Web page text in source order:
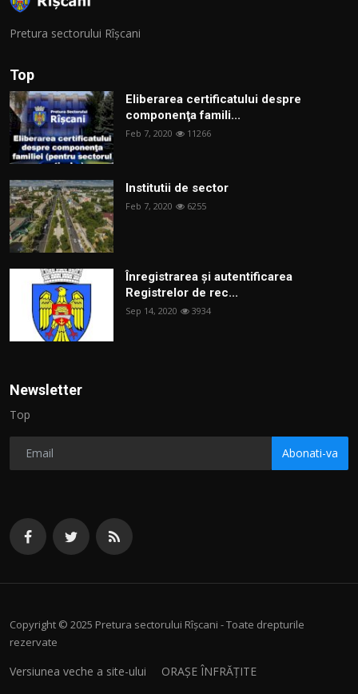
Pretura sectorului Rîșcani
Top
Eliberarea certificatului despre
componenţa famili...
Feb 7, 2020 11266
Institutii de sector
Feb 7, 2020 6255
Înregistrarea și autentificarea
Registrelor de rec...
Sep 14, 2020 3934
Newsletter
Top
Abonati-va
Copyright © 2025 Pretura sectorului Rîșcani - Toate drepturile
rezervate
Versiunea veche a site-ului ORAȘE ÎNFRĂȚITE